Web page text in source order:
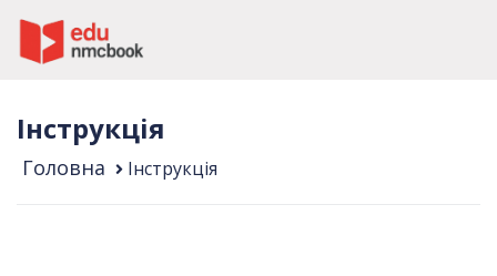
Інструкція
Головна Інструкція